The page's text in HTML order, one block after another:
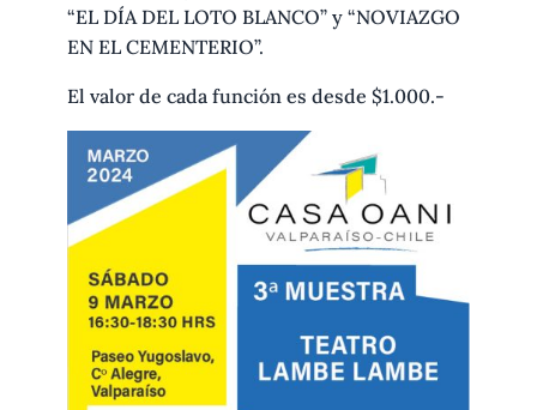
“EL DÍA DEL LOTO BLANCO” y “NOVIAZGO
EN EL CEMENTERIO”.
El valor de cada función es desde $1.000.-